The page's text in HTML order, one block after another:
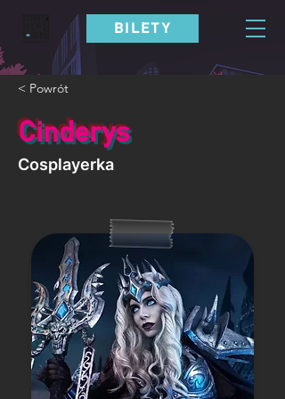
BILETY
< Powrót
Cinderys
Cosplayerka